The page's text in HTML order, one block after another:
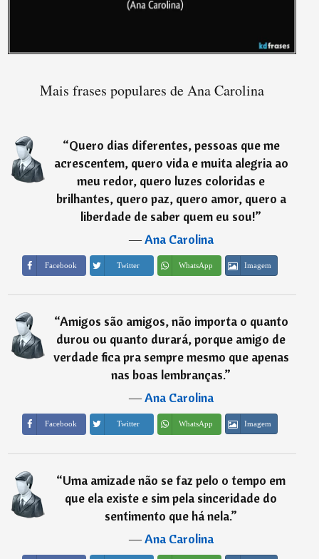
Mais frases populares de Ana Carolina
“Quero dias diferentes, pessoas que me
acrescentem, quero vida e muita alegria ao
meu redor, quero luzes coloridas e
brilhantes, quero paz, quero amor, quero a
liberdade de saber quem eu sou!”
―Ana Carolina
Facebook Twitter WhatsApp Imagem
“Amigos são amigos, não importa o quanto
durou ou quanto durará, porque amigo de
verdade fica pra sempre mesmo que apenas
nas boas lembranças.”
―Ana Carolina
Facebook Twitter WhatsApp Imagem
“Uma amizade não se faz pelo o tempo em
que ela existe e sim pela sinceridade do
sentimento que há nela.”
―Ana Carolina